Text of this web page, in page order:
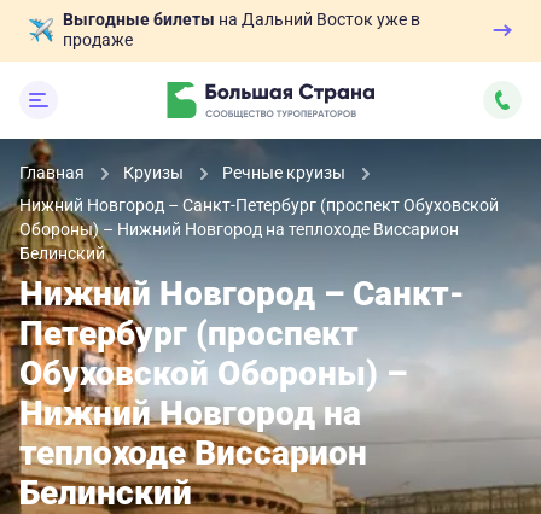
Выгодные билеты на Дальний Восток уже в
продаже
Главная Круизы
Речные круизы
Нижний Новгород – Санкт-Петербург (проспект Обуховской
Обороны) – Нижний Новгород на теплоходе Виссарион
Белинский
Нижний Новгород – Санкт-
Петербург (проспект
Обуховской Обороны) –
Нижний Новгород на
теплоходе Виссарион
Белинский